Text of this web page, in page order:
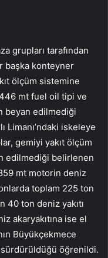
grupları tarafından
başka konteyner
ölçüm sistemine
mt fuel oil tipi ve
beyan edilmediği
Limanı’ndaki iskeleye
gemiyi yakıt ölçüm
edilmediği belirlenen
mt motorin deniz
toplam 225 ton
ton deniz yakıtı
akaryakıtına ise el
Büyükçekmece
sürdürüldüğü öğrenildi.